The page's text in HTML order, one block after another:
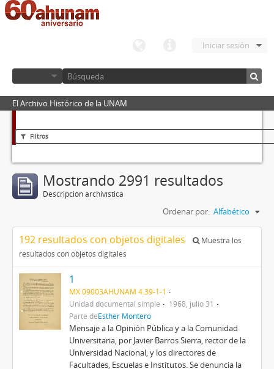
Iniciar sesión
El Archivo Histórico de la UNAM
Filtros
Mostrando 2991 resultados
Descripción archivística
Ordenar por: Alfabético
192 resultados con objetos digitales
Muestra los
resultados con objetos digitales
1
MX 09003AHUNAM 4.39-1-1
Unidad documental simple
1968, julio 31
Parte deEsther Montero
Mensaje a la Opinión Pública y a la Comunidad
Universitaria, por Javier Barros Sierra, rector de la
Universidad Nacional, y los directores de
Facultades, Escuelas e Institutos. Se denuncia la